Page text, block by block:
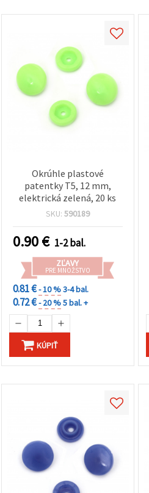
Okrúhle plastové
patentky T5, 12 mm,
elektrická zelená, 20 ks
SKU: 590189
0.90€ 1-2 bal.
ZĽAVY
PRE MNOŽSTVO
0.81 €- 10 %3-4 bal.
0.72 €- 20 %5 bal. +
KÚPIŤ